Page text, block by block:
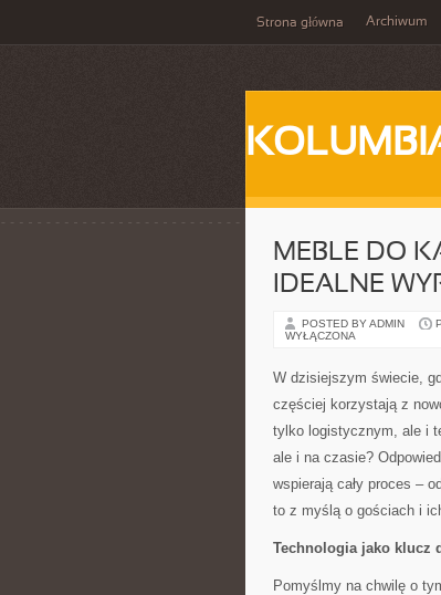
Strona główna Archiwum
MEBLE DO
IDEALNE
POSTED BY ADMIN
WYŁĄCZONA
W dzisiejszym świecie,
częściej korzystają z
tylko logistycznym, ale i
ale i na czasie?
wspierają cały proces –
to z myślą o gościach i
Technologia jako klucz
Pomyślmy na chwilę o